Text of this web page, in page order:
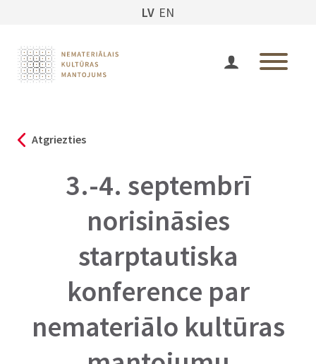
LV EN
Atgriezties
3.-4. septembrī
norisināsies
starptautiska
konference par
nemateriālo kultūras